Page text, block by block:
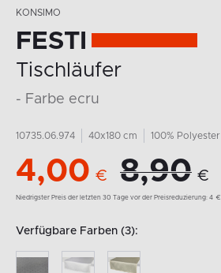
KONSIMO
FESTI
Tischläufer
- Farbe ecru
10735.06.974 40x180 cm 100% Polyester
4,00 € 8,90 €
Niedrigster Preis der letzten 30 Tage vor der Preisreduzierung: 4 €
Verfügbare Farben (3):